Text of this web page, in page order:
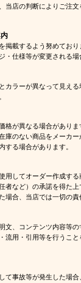
当店の判断によりご注
掲載するよう努めてお
・仕様等が変更される場
カラーが異なって見え
格が異なる場合があり
庫のない商品をメーカ
する場合があります。
用してオーダー作成す
者など）の承諾を得た
場合、当店では一切の責
文、コンテンツ内容等の
流用・引用等を行うこ
て事故等が発生した場